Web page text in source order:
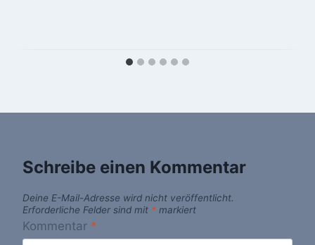
Schreibe einen Kommentar
Deine E-Mail-Adresse wird nicht veröffentlicht.
Erforderliche Felder sind mit * markiert
Kommentar *